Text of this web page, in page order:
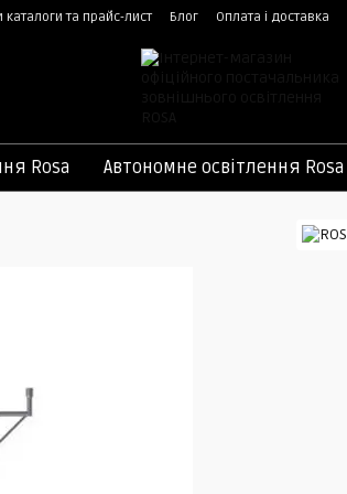
каталоги та прайс-лист Блог Оплата і доставка
Rosa Автономне освітлення Rosa